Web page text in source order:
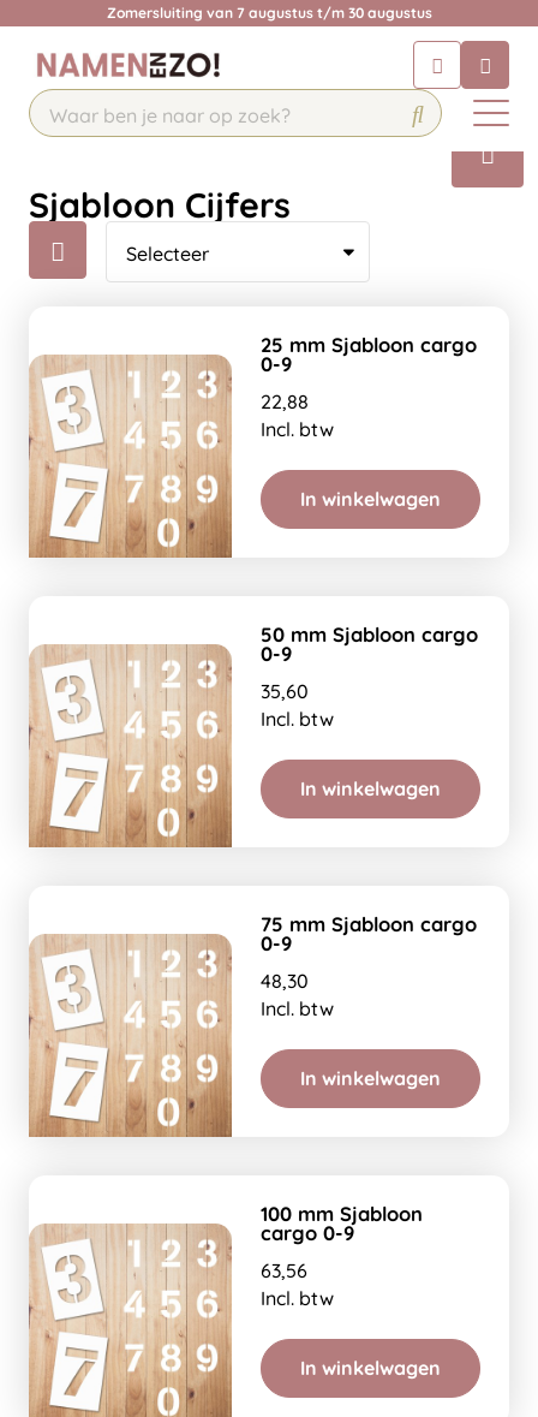
Zomersluiting van 7 augustus t/m 30 augustus
Chat 24/7 met onze chatbot voor
hulp
Contact
Sjabloon Cijfers
25 mm Sjabloon cargo
0-9
22,88
Incl. btw
In winkelwagen
50 mm Sjabloon cargo
0-9
35,60
Incl. btw
In winkelwagen
75 mm Sjabloon cargo
0-9
48,30
Incl. btw
In winkelwagen
100 mm Sjabloon
cargo 0-9
63,56
Incl. btw
In winkelwagen